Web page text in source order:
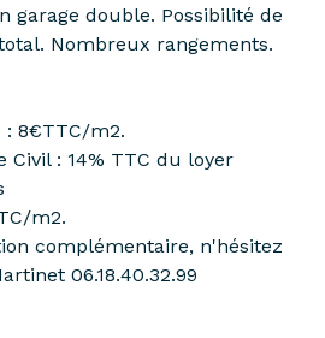
garage double. Possibilité de
Nombreux rangements.
: 8€TTC/m2.
Civil : 14% TTC du loyer
m2.
complémentaire, n'hésitez
06.18.40.32.99